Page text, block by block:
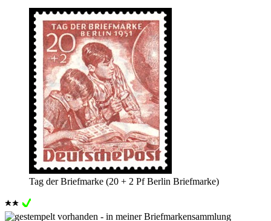
Tag der Briefmarke (20 + 2 Pf Berlin Briefmarke)